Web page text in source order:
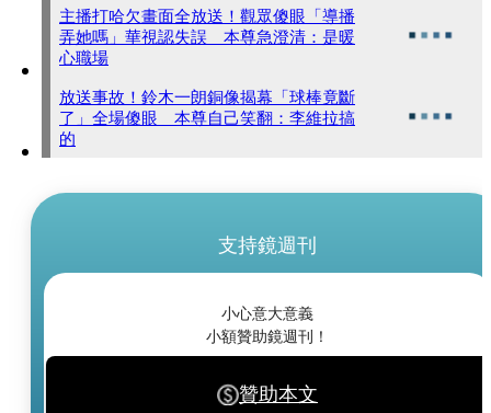
主播打哈欠畫面全放送！觀眾傻眼「導播
弄她嗎」華視認失誤 本尊急澄清：是暖
心職場
放送事故！鈴木一朗銅像揭幕「球棒竟斷
了」全場傻眼 本尊自己笑翻：李維拉搞
的
支持鏡週刊
小心意大意義
小額贊助鏡週刊！
贊助本文